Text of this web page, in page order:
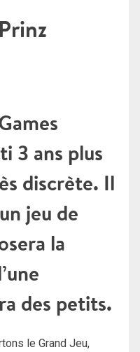
3 ans plus
discrète. Il
jeu de
la
des petits.
le Grand Jeu,